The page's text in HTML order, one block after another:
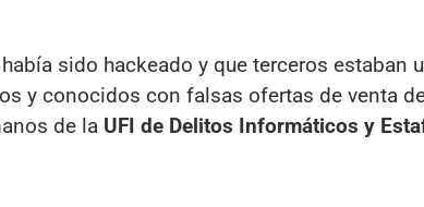
sido hackeado y que terceros estaban
y conocidos con falsas ofertas de venta
de la UFI de Delitos Informáticos y